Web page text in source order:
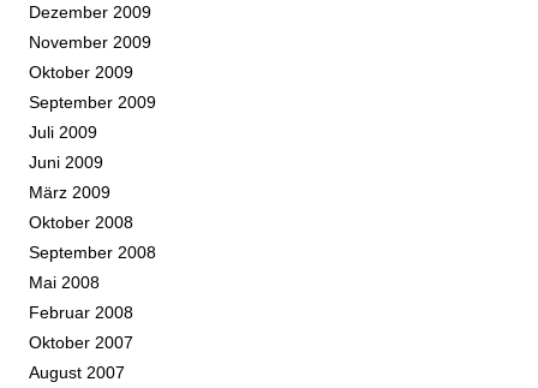
Dezember 2009
November 2009
Oktober 2009
September 2009
Juli 2009
Juni 2009
März 2009
Oktober 2008
September 2008
Mai 2008
Februar 2008
Oktober 2007
August 2007